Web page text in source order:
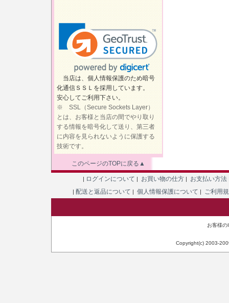
当店は、個人情報保護のため暗号
化通信ＳＳＬを採用しています。
安心してご利用下さい。
※ SSL（Secure Sockets Layer）
とは、お客様と当店の間でやり取り
する情報を暗号化して送り、第三者
に内容を見られないように保護する
技術です。
このページのTOPに戻る▲
| ログインについて | お買い物の仕方 | お支払い方法
| 配送と返品について | 個人情報保護について | ご利用
お客様
Copyright(c) 2003-